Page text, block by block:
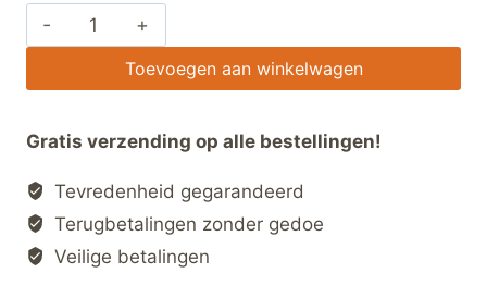
1G
Zilver
Bladgoud
–
Decoratie
voor
Epoxy,
Toevoegen aan winkelwagen
Gratis verzending op alle bestellingen!
Tevredenheid gegarandeerd
Terugbetalingen zonder gedoe
Veilige betalingen